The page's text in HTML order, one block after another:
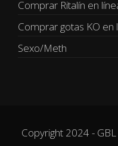
Comprar Ritalín en
Comprar gotas KO en
Sexo/Meth
Copyright 2024 -